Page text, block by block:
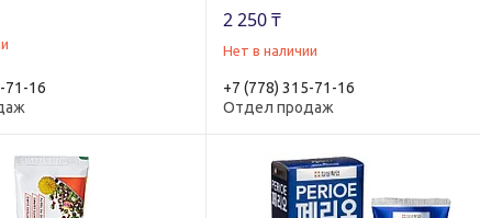
71-16
2 250 ₸
Нет в наличии
+7 (778) 315-71-16
Отдел продаж